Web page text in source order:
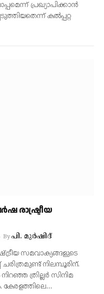
പ്രഖ്യാപിക്കാന്‍
കല്‍പ്പറ്റ
രാഷ്ട്രീയ
By പി. മുർഷിദ്
സമവാക്യങ്ങളുടെ
നിലമ്പൂരിന്.
ത്രില്ലർ സിനിമ
കേരളത്തിലെ…